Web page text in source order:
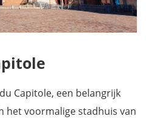
Capitole, een belangrijk
het voormalige stadhuis van